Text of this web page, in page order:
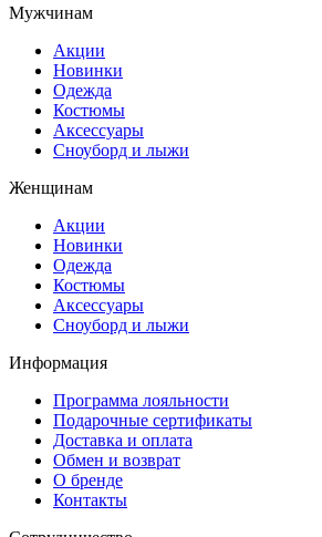
Мужчинам
Акции
Новинки
Одежда
Костюмы
Аксессуары
Сноуборд и лыжи
Женщинам
Акции
Новинки
Одежда
Костюмы
Аксессуары
Сноуборд и лыжи
Информация
Программа лояльности
Подарочные сертификаты
Доставка и оплата
Обмен и возврат
О бренде
Контакты